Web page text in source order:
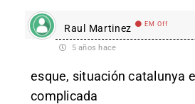
Raul Martinez EM Off
5 años hace
esque, situación catalunya
complicada